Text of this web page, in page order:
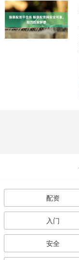
配资
入门
安全